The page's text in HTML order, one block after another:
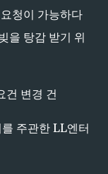
청이 가능하다
을 탕감 받기 위
건 변경 건
주관한 LL엔터